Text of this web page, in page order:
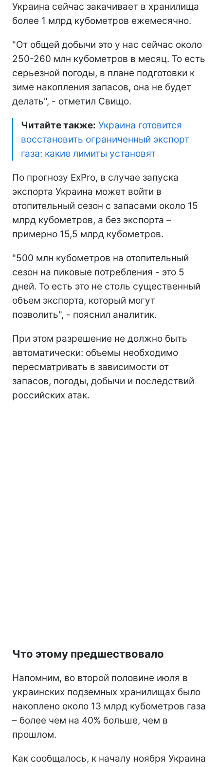
Украина сейчас закачивает в хранилища
более 1 млрд кубометров ежемесячно.
"От общей добычи это у нас сейчас около
250-260 млн кубометров в месяц. То есть
серьезной погоды, в плане подготовки к
зиме накопления запасов, она не будет
делать", - отметил Свищо.
Читайте также: Украина готовится
восстановить ограниченный экспорт
газа: какие лимиты установят
По прогнозу ExPro, в случае запуска
экспорта Украина может войти в
отопительный сезон с запасами около 15
млрд кубометров, а без экспорта –
примерно 15,5 млрд кубометров.
"500 млн кубометров на отопительный
сезон на пиковые потребления - это 5
дней. То есть это не столь существенный
объем экспорта, который могут
позволить", - пояснил аналитик.
При этом разрешение не должно быть
автоматически: объемы необходимо
пересматривать в зависимости от
запасов, погоды, добычи и последствий
российских атак.
Что этому предшествовало
Напомним, во второй половине июля в
украинских подземных хранилищах было
накоплено около 13 млрд кубометров газа
– более чем на 40% больше, чем в
прошлом.
Как сообщалось, к началу ноября Украина